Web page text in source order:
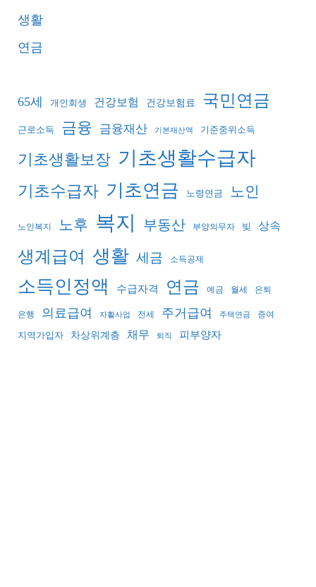
생활
연금
65세 개인회생 건강보험 건강보험료 국민연금
근로소득 금융 금융재산 기본재산액 기준중위소득
기초생활보장 기초생활수급자
기초수급자 기초연금 노령연금 노인
노인복지 노후 복지 부동산 부양의무자 빚 상속
생계급여 생활 세금 소득공제
소득인정액 수급자격 연금 예금 월세 은퇴
은행 의료급여 자활사업 전세 주거급여 주택연금 증여
지역가입자 차상위계층 채무 퇴직 피부양자